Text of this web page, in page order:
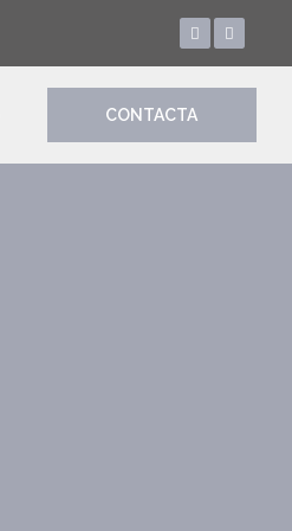
CONTACTA